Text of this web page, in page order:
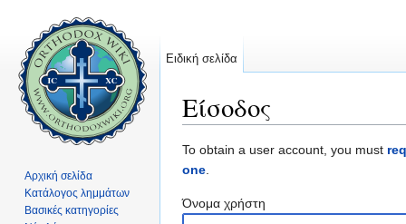
Είσοδος
To obtain a user account, you must
one.
Όνομα χρήστη
Ειδική σελίδα
Αρχική σελίδα
Κατάλογος λημμάτων
Βασικές κατηγορίες